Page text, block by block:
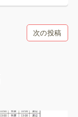
次の投稿